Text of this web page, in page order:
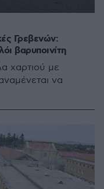
Γρεβενών:
βαρυποινίτη
χαρτιού με
να